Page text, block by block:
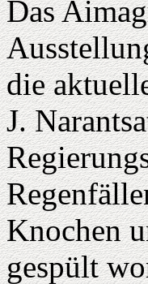
Das
die
J.
Knochen
gespült